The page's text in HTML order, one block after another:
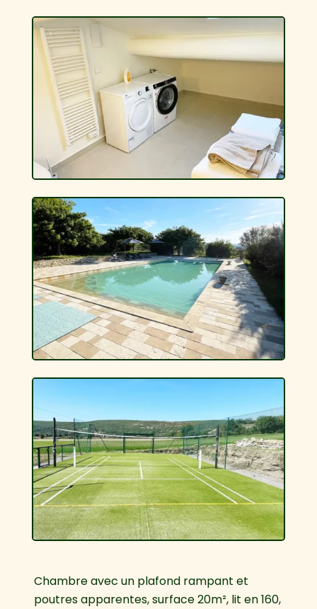
Chambre avec un plafond rampant et
poutres apparentes, surface 20m², lit en 160,